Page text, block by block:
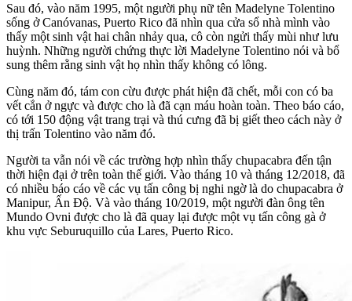
Sau đó, vào năm 1995, một người phụ nữ tên Madelyne Tolentino
sống ở Canóvanas, Puerto Rico đã nhìn qua cửa sổ nhà mình vào
thấy một sinh vật hai chân nhảy qua, cô còn ngửi thấy mùi như lưu
huỳnh. Những người chứng thực lời Madelyne Tolentino nói và bổ
sung thêm rằng sinh vật họ nhìn thấy không có lông.
Cùng năm đó, tám con cừu được phát hiện đã chết, mỗi con có ba
vết cắn ở ngực và được cho là đã cạn máu hoàn toàn. Theo báo cáo,
có tới 150 động vật trang trại và thú cưng đã bị giết theo cách này ở
thị trấn Tolentino vào năm đó.
Người ta vẫn nói về các trường hợp nhìn thấy chupacabra đến tận
thời hiện đại ở trên toàn thế giới. Vào tháng 10 và tháng 12/2018, đã
có nhiều báo cáo về các vụ tấn công bị nghi ngờ là do chupacabra ở
Manipur, Ấn Độ. Và vào tháng 10/2019, một người đàn ông tên
Mundo Ovni được cho là đã quay lại được một vụ tấn công gà ở
khu vực Seburuquillo của Lares, Puerto Rico.